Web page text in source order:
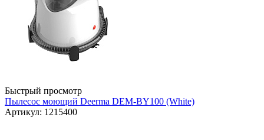
Быстрый просмотр
Пылесос моющий Deerma DEM-BY100 (White)
Артикул: 1215400